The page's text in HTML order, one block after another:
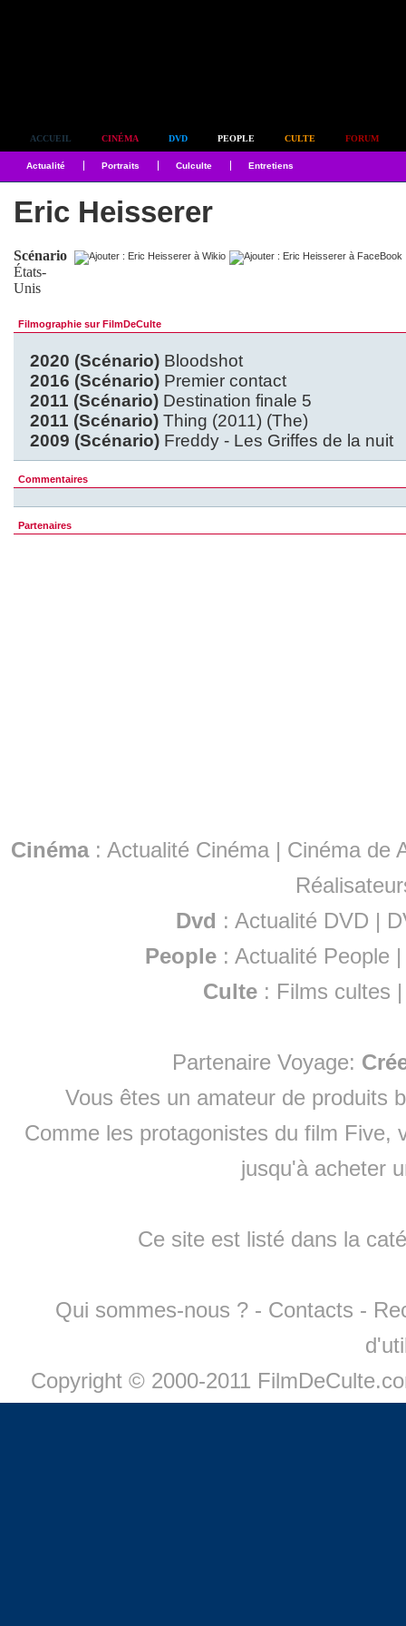
ACCUEIL CINÉMA DVD PEOPLE CULTE FORUM
Actualité Portraits Culculte Entretiens
Eric Heisserer
Scénario
États-
Unis
Filmographie sur FilmDeCulte
2020 (Scénario) Bloodshot
2016 (Scénario) Premier contact
2011 (Scénario) Destination finale 5
2011 (Scénario) Thing (2011) (The)
2009 (Scénario) Freddy - Les Griffes de la nuit
Commentaires
Partenaires
Cinéma: Actualité Cinéma | Cinéma de
Dvd : Actualité DVD |
People :Actualité People
Culte : Films cultes
Partenaire Voyage:
Vous êtes un amateur de produits
Comme les protagonistes du film Five,
jusqu'à acheter
Ce site est listé dans la
Qui sommes-nous ? - Contacts -
Copyright © 2000-2011